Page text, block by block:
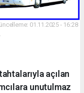
01.11.2025 - 16:28
açılan
unutulmaz